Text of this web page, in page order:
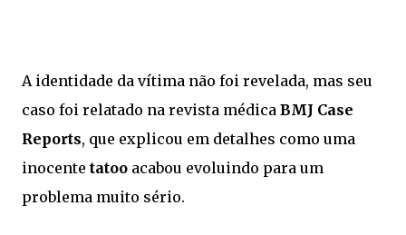
A identidade da vítima não foi revelada, mas seu
caso foi relatado na revista médica BMJ Case
Reports, que explicou em detalhes como uma
inocente tatoo acabou evoluindo para um
problema muito sério.